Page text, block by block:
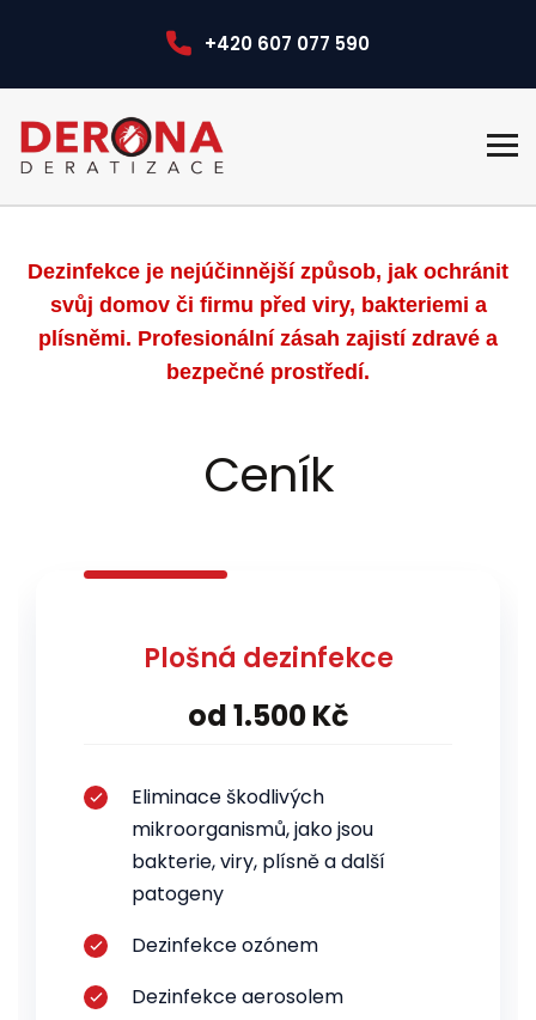
+420 607 077 590
Dezinfekce je nejúčinnější způsob, jak ochránit
svůj domov či firmu před viry, bakteriemi a
plísněmi. Profesionální zásah zajistí zdravé a
bezpečné prostředí.
Ceník
Plošná dezinfekce
od 1.500 Kč
Eliminace škodlivých
mikroorganismů, jako jsou
bakterie, viry, plísně a další
patogeny
Dezinfekce ozónem
Dezinfekce aerosolem